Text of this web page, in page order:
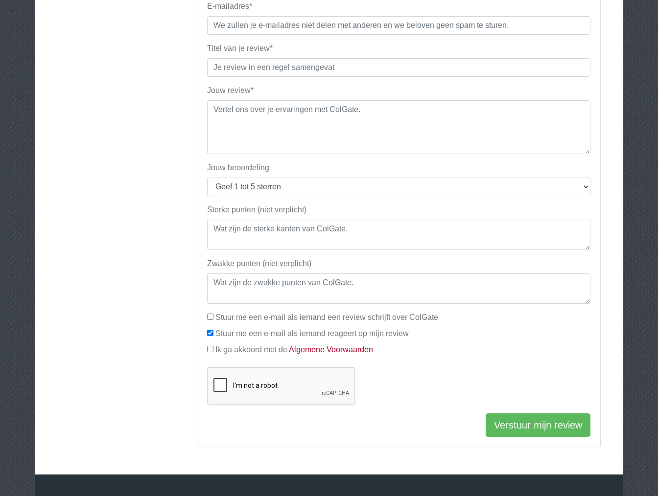
E-mailadres*
Titel van je review*
Jouw review*
Jouw beoordeling
Sterke punten (niet verplicht)
Zwakke punten (niet verplicht)
Stuur me een e-mail als iemand een review schrijft over ColGate
Stuur me een e-mail als iemand reageert op mijn review
Ik ga akkoord met de Algemene Voorwaarden
Verstuur mijn review